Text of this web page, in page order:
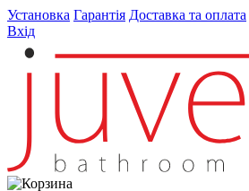
Установка Гарантія Доставка та оплата
Вхід